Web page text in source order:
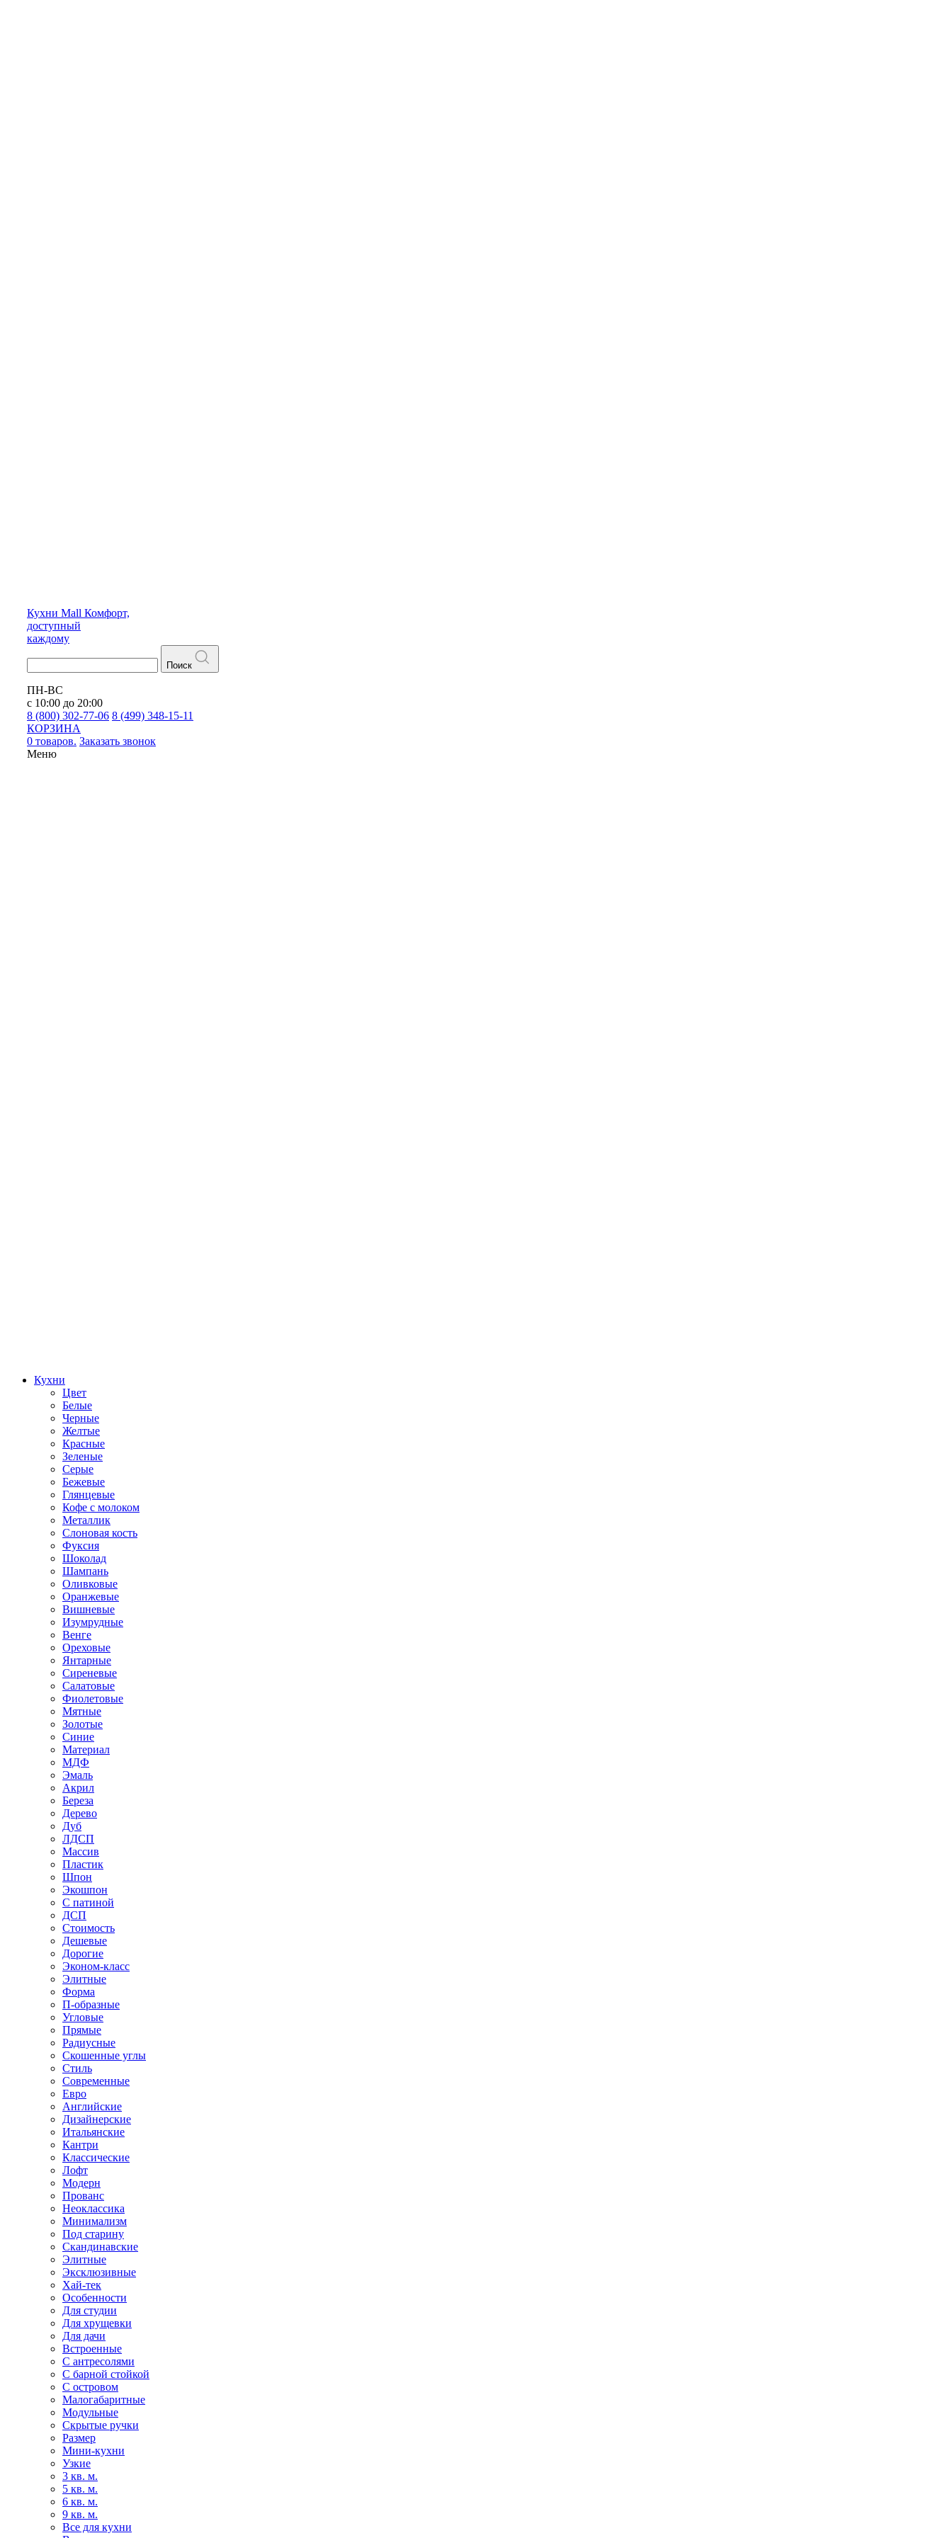
Кухни Mall Комфорт,
доступный
каждому
Поиск
ПН-ВС
с 10:00 до 20:00
8 (800) 302-77-06 8 (499) 348-15-11
КОРЗИНА
0 товаров. Заказать звонок
Меню
Кухни
Цвет
Белые
Черные
Желтые
Красные
Зеленые
Серые
Бежевые
Глянцевые
Кофе с молоком
Металлик
Слоновая кость
Фуксия
Шоколад
Шампань
Оливковые
Оранжевые
Вишневые
Изумрудные
Венге
Ореховые
Янтарные
Сиреневые
Салатовые
Фиолетовые
Мятные
Золотые
Синие
Материал
МДФ
Эмаль
Акрил
Береза
Дерево
Дуб
ЛДСП
Массив
Пластик
Шпон
Экошпон
С патиной
ДСП
Стоимость
Дешевые
Дорогие
Эконом-класс
Элитные
Форма
П-образные
Угловые
Прямые
Радиусные
Скошенные углы
Стиль
Современные
Евро
Английские
Дизайнерские
Итальянские
Кантри
Классические
Лофт
Модерн
Прованс
Неоклассика
Минимализм
Под старину
Скандинавские
Элитные
Эксклюзивные
Хай-тек
Особенности
Для студии
Для хрущевки
Для дачи
Встроенные
С антресолями
С барной стойкой
С островом
Малогабаритные
Модульные
Скрытые ручки
Размер
Мини-кухни
Узкие
3 кв. м.
5 кв. м.
6 кв. м.
9 кв. м.
Все для кухни